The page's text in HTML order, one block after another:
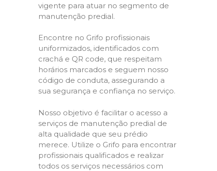
vigente para atuar no segmento de
manutenção predial.
Encontre no Grifo profissionais
uniformizados, identificados com
crachá e QR code, que respeitam
horários marcados e seguem nosso
código de conduta, assegurando a
sua segurança e confiança no serviço.
Nosso objetivo é facilitar o acesso a
serviços de manutenção predial de
alta qualidade que seu prédio
merece. Utilize o Grifo para encontrar
profissionais qualificados e realizar
todos os serviços necessários com